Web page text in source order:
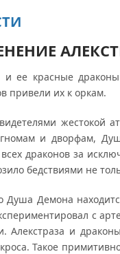
и ее красные
привели их к оркам.
гномам и дворфам,
драконов за
бедствиями не
Душа Демона
с
и
Такое